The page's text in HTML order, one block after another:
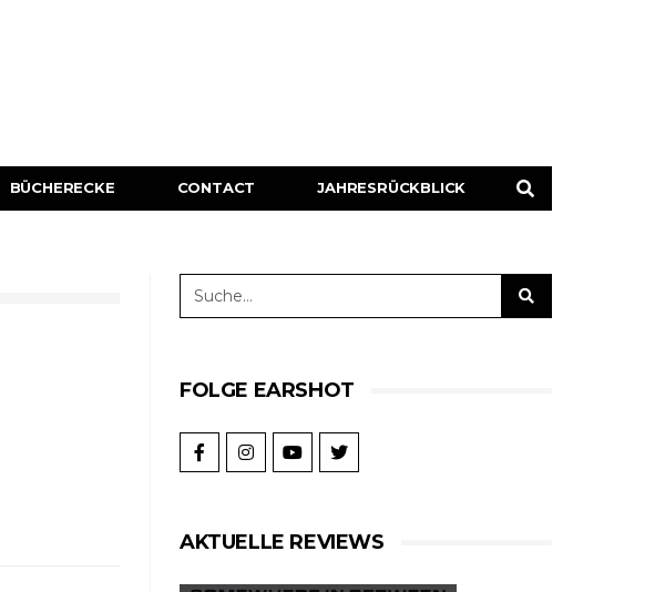
BÜCHERECKE CONTACT JAHRESRÜCKBLICK
FOLGE EARSHOT
AKTUELLE REVIEWS